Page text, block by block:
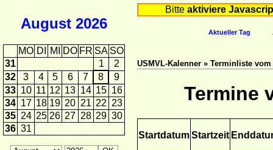
August 2026
MO DI MI DO FR SA SO
31
1
2
32
3 4 5 6 7 8
9
33 10 11 12 13 14 15 16
34 17 18 19 20 21 22 23
35 24 25 26 27 28 29 30
36 31
Bitte aktiviere
Aktueller Tag
USMVL-Kalenner » Terminliste vom
Termine
StartdatumStartzeit